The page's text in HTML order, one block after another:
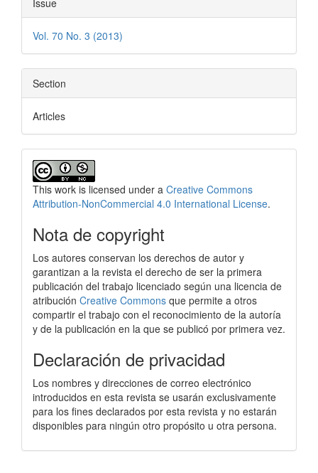
Vol. 70 No. 3 (2013)
Section
Articles
This work is licensed under a Creative Commons
Attribution-NonCommercial 4.0 International License.
Nota de copyright
Los autores conservan los derechos de autor y
garantizan a la revista el derecho de ser la primera
publicación del trabajo licenciado según una licencia de
atribución Creative Commons que permite a otros
compartir el trabajo con el reconocimiento de la autoría
y de la publicación en la que se publicó por primera vez.
Declaración de privacidad
Los nombres y direcciones de correo electrónico
introducidos en esta revista se usarán exclusivamente
para los fines declarados por esta revista y no estarán
disponibles para ningún otro propósito u otra persona.